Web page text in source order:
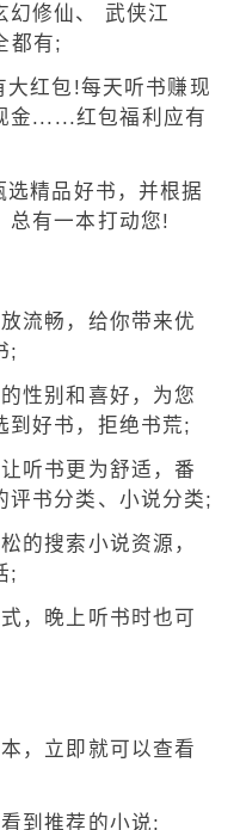
幻修仙、 武侠江
都有;
红包!每天听书赚现
金......红包福利应有
精品好书，并根据
总有一本打动您!
流畅，给你带来优
;
性别和喜好，为您
到好书，拒绝书荒;
听书更为舒适，番
评书分类、小说分类;
的搜索小说资源，
;
，晚上听书时也可
，立即就可以查看
到推荐的小说;